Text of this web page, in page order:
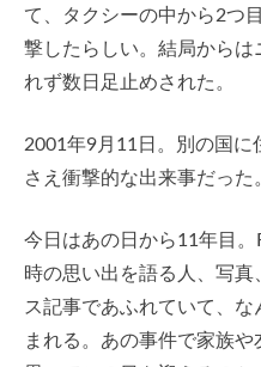
て、タクシーの中から2つ
撃したらしい。結局から
れず数日足止めされた。
2001年9月11日。別の国
さえ衝撃的な出来事だった
今日はあの日から11年目
時の思い出を語る人、写
ス記事であふれていて、
まれる。あの事件で家族